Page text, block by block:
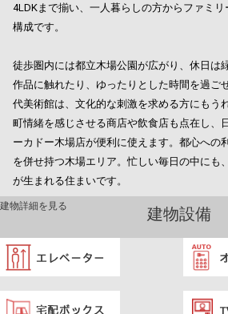
4LDKまで揃い、一人暮らしの方からファミ
構成です。
徒歩圏内には都立木場公園が広がり、休日は
作品に触れたり、ゆったりとした時間を過ご
代美術館は、文化的な刺激を求める方にもう
町情緒を感じさせる商店や飲食店も点在し、
ーカドー木場店が便利に使えます。都心への
を併せ持つ木場エリア。忙しい毎日の中にも
が生まれる住まいです。
建物設備
建物詳細を見る